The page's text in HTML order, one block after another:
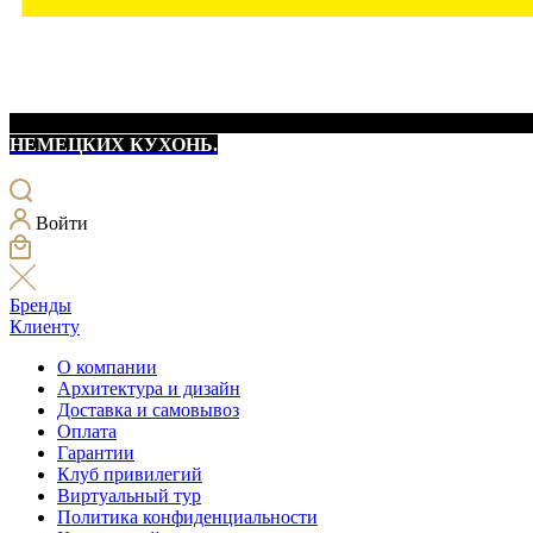
НЕМЕЦКИХ КУХОНЬ.
Войти
Бренды
Клиенту
О компании
Архитектура и дизайн
Доставка и самовывоз
Оплата
Гарантии
Клуб привилегий
Виртуальный тур
Политика конфиденциальности